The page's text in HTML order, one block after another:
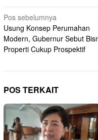
Navigasi
pos
Pos sebelumnya
Usung Konsep Perumahan
Modern, Gubernur Sebut
Properti Cukup Prospektif
POS TERKAIT